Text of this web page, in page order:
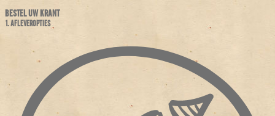
BESTEL UW KRANT
1. AFLEVEROPTIES